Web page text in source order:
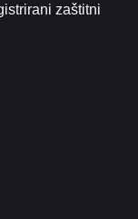
zaštitni